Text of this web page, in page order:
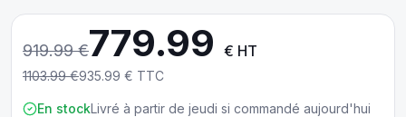
919.99€779.99 € HT
1103.99€935.99 € TTC
En stockLivré à partir de jeudi si commandé aujourd'hui